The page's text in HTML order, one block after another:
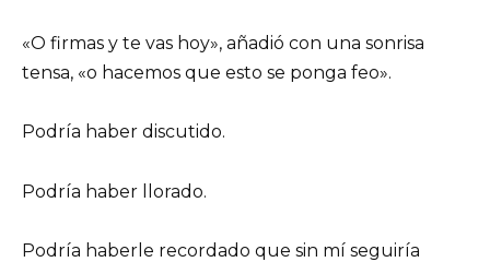
«O firmas y te vas hoy», añadió con una sonrisa
tensa, «o hacemos que esto se ponga feo».
Podría haber discutido.
Podría haber llorado.
Podría haberle recordado que sin mí seguiría